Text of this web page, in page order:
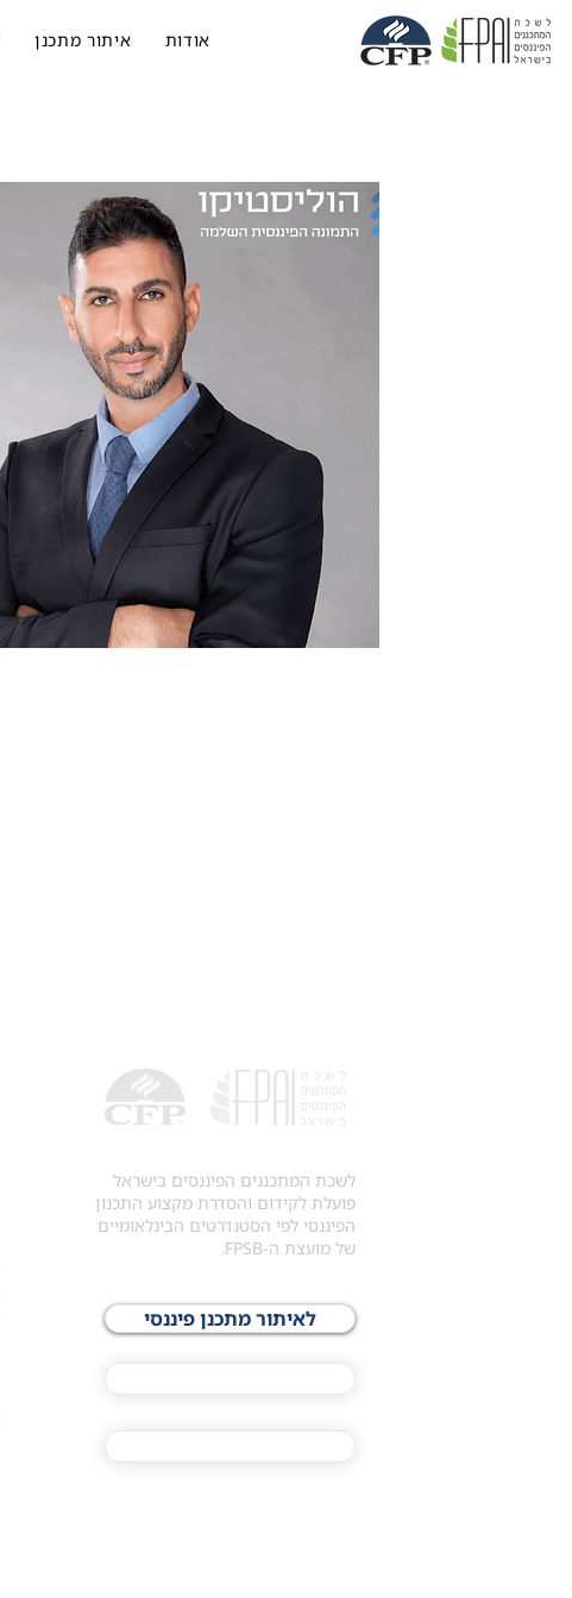
אודות איתור מתכנן
לשכת המתכננים הפיננסים בישראל
פועלת לקידום והסדרת מקצוע התכנון
הפיננסי לפי הסטנדרטים הבינלאומיים
של מועצת ה-FPSB.
לאיתור מתכנן פיננסי